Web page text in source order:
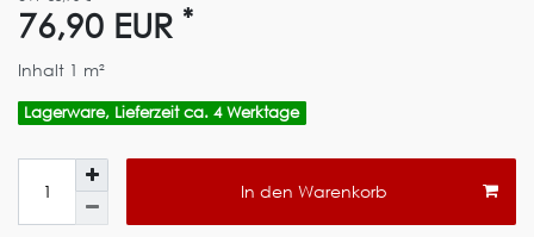
76,90 EUR *
Inhalt 1 m²
Lagerware, Lieferzeit ca. 4 Werktage
In den Warenkorb